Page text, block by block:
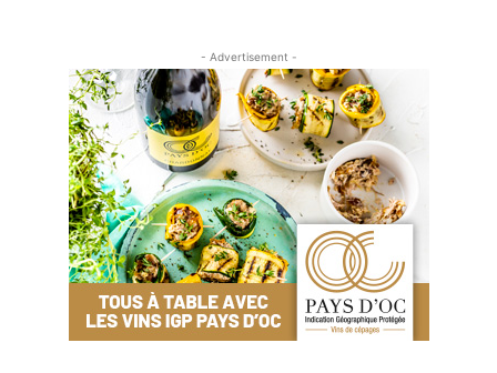
- Advertisement -